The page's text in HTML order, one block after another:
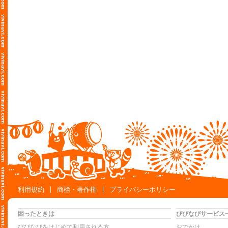
利用規約
商標・著作権 プライバシーポリシー
困ったときは
びびなびサービス